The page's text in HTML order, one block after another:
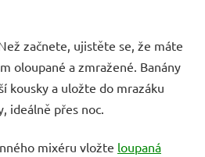
začnete, ujistěte se, že máte
oloupané a zmražené. Banány
kousky a uložte do mrazáku
ideálně přes noc.
mixéru vložte loupaná